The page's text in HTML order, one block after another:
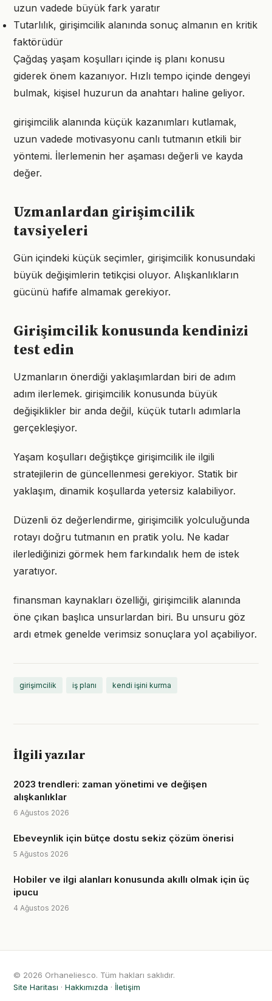
uzun vadede büyük fark yaratır
Tutarlılık, girişimcilik alanında sonuç almanın en kritik
faktörüdür
Çağdaş yaşam koşulları içinde iş planı konusu
giderek önem kazanıyor. Hızlı tempo içinde dengeyi
bulmak, kişisel huzurun da anahtarı haline geliyor.
girişimcilik alanında küçük kazanımları kutlamak,
uzun vadede motivasyonu canlı tutmanın etkili bir
yöntemi. İlerlemenin her aşaması değerli ve kayda
değer.
Uzmanlardan girişimcilik
tavsiyeleri
Gün içindeki küçük seçimler, girişimcilik konusundaki
büyük değişimlerin tetikçisi oluyor. Alışkanlıkların
gücünü hafife almamak gerekiyor.
Girişimcilik konusunda kendinizi
test edin
Uzmanların önerdiği yaklaşımlardan biri de adım
adım ilerlemek. girişimcilik konusunda büyük
değişiklikler bir anda değil, küçük tutarlı adımlarla
gerçekleşiyor.
Yaşam koşulları değiştikçe girişimcilik ile ilgili
stratejilerin de güncellenmesi gerekiyor. Statik bir
yaklaşım, dinamik koşullarda yetersiz kalabiliyor.
Düzenli öz değerlendirme, girişimcilik yolculuğunda
rotayı doğru tutmanın en pratik yolu. Ne kadar
ilerlediğinizi görmek hem farkındalık hem de istek
yaratıyor.
finansman kaynakları özelliği, girişimcilik alanında
öne çıkan başlıca unsurlardan biri. Bu unsuru göz
ardı etmek genelde verimsiz sonuçlara yol açabiliyor.
girişimcilik iş planı kendi işini kurma
İlgili yazılar
2023 trendleri: zaman yönetimi ve değişen
alışkanlıklar
6 Ağustos 2026
Ebeveynlik için bütçe dostu sekiz çözüm önerisi
5 Ağustos 2026
Hobiler ve ilgi alanları konusunda akıllı olmak için üç
ipucu
4 Ağustos 2026
© 2026 Orhaneliesco. Tüm hakları saklıdır.
Site Haritası · Hakkımızda · İletişim